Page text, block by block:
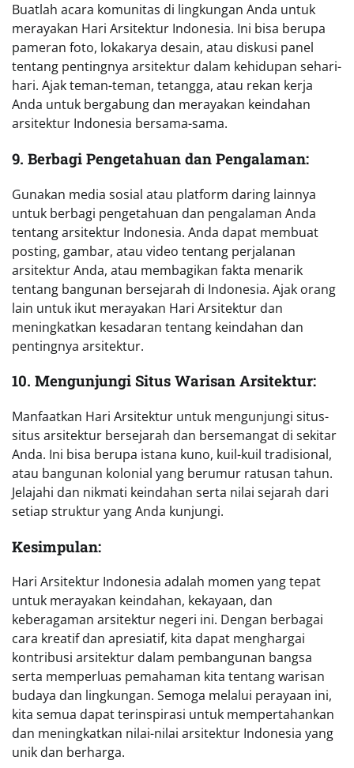
Buatlah acara komunitas di lingkungan Anda untuk
merayakan Hari Arsitektur Indonesia. Ini bisa berupa
pameran foto, lokakarya desain, atau diskusi panel
tentang pentingnya arsitektur dalam kehidupan sehari-
hari. Ajak teman-teman, tetangga, atau rekan kerja
Anda untuk bergabung dan merayakan keindahan
arsitektur Indonesia bersama-sama.
9. Berbagi Pengetahuan dan Pengalaman:
Gunakan media sosial atau platform daring lainnya
untuk berbagi pengetahuan dan pengalaman Anda
tentang arsitektur Indonesia. Anda dapat membuat
posting, gambar, atau video tentang perjalanan
arsitektur Anda, atau membagikan fakta menarik
tentang bangunan bersejarah di Indonesia. Ajak orang
lain untuk ikut merayakan Hari Arsitektur dan
meningkatkan kesadaran tentang keindahan dan
pentingnya arsitektur.
10. Mengunjungi Situs Warisan Arsitektur:
Manfaatkan Hari Arsitektur untuk mengunjungi situs-
situs arsitektur bersejarah dan bersemangat di sekitar
Anda. Ini bisa berupa istana kuno, kuil-kuil tradisional,
atau bangunan kolonial yang berumur ratusan tahun.
Jelajahi dan nikmati keindahan serta nilai sejarah dari
setiap struktur yang Anda kunjungi.
Kesimpulan:
Hari Arsitektur Indonesia adalah momen yang tepat
untuk merayakan keindahan, kekayaan, dan
keberagaman arsitektur negeri ini. Dengan berbagai
cara kreatif dan apresiatif, kita dapat menghargai
kontribusi arsitektur dalam pembangunan bangsa
serta memperluas pemahaman kita tentang warisan
budaya dan lingkungan. Semoga melalui perayaan ini,
kita semua dapat terinspirasi untuk mempertahankan
dan meningkatkan nilai-nilai arsitektur Indonesia yang
unik dan berharga.